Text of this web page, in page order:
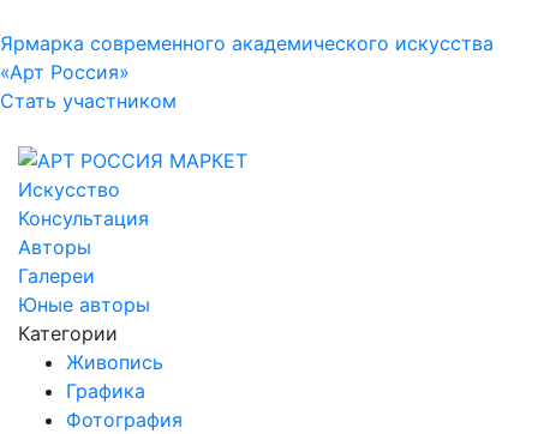
Ярмарка современного академического искусства
«Арт Россия»
Стать участником
Искусство
Консультация
Авторы
Галереи
Юные авторы
Категории
Живопись
Графика
Фотография